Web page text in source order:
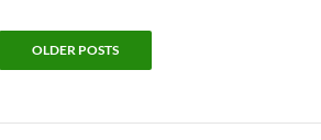
OLDER POSTS